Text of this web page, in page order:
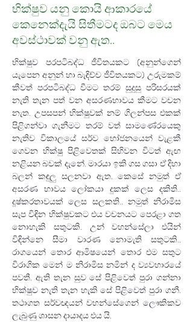
භික්ෂුව යනු කොයි ආකාරයේ
කෙනෙක්දැයි සිතීමටද ඔබට මෙය
අවස්ථාවක් වනු ඇත..
භික්ෂුව පරපටිබද්ධ ජීවිතයකට (අනුන්ගෙන්
යැපෙන අනුන් හා බැඳිච්ච ජීවිතයකට) උරුමකම්
කීවත් පරපටිබද්ධ වීමට තරම් සුදුසු පරිසරයක්
නැති තැන පත් වන අසරණභාවය කීමට වචන
නැත. උපසපන් භික්ෂුවක් නම් ගිලන්පස එකක්
පිළිගන්වා ගැනීමට තරම් වත් සාමණේරයෙකු
නැතිව විකාලයේ සර්ව භෝජනයෙන් වැළකී
ගෙවන භික්ෂු පිළිවෙතක් සිහිවන විටත් ඇඟ
නළියන බවක් දැනේ. මාරයා ඉකි ගස ගසා ඒ දිහා
බලන් කඳුලු සලනවා ඇත. කෙසේ නමුත් ඒ
අසරණ භාවය ලෝකයා දුකක් ලෙස දකිති..
දූෂ්කරතාවයක් ලෙස සලකති.. නමුත් නිරාමිස
සැප විඳින භික්ෂුවකට එය වචනයට පෙරළා ගත
නොහැකි සතුටකි. උන් වහන්සේලා එයින්
විඳින්නෙ සීමා වාරණ නොමැති සතුටකි..
රාගයෙන් තොර ආමිෂයෙන් තොර එම සතුට
විරාගික මෙන් ම නිරාමිස නමින් ද ව්‍යවහාරයේ
පවතී. ඇති තැන සුව සේ පිළිවෙත් පුරා ගන්නා
භික්ෂුව නැති තැන හැකි සේ පිළිවෙත් පුරා ගනී.
තථාගත සර්වඥයන් වහන්සේගෙන් ලෞකිකව
ලැබුණු ශාසන දායාදය එය යි.